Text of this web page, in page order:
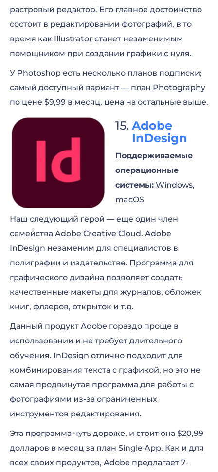
растровый редактор. Его главное достоинство
состоит в редактировании фотографий, в то
время как Illustrator станет незаменимым
помощником при создании графики с нуля.
У Photoshop есть несколько планов подписки;
самый доступный вариант — план Photography
по цене $9,99 в месяц, цена на остальные выше.
Adobe
InDesign
Поддерживаемые
операционные
системы: Windows,
macOS
Наш следующий герой — еще один член
семейства Adobe Creative Cloud. Adobe
InDesign незаменим для специалистов в
полиграфии и издательстве. Программа для
графического дизайна позволяет создать
качественные макеты для журналов, обложек
книг, флаеров, открыток и т.д.
Данный продукт Adobe гораздо проще в
использовании и не требует длительного
обучения. InDesign отлично подходит для
комбинирования текста с графикой, но это не
самая продвинутая программа для работы с
фотографиями из-за ограниченных
инструментов редактирования.
Эта программа чуть дороже, и стоит она $20,99
долларов в месяц за план Single App. Как и для
всех своих продуктов, Adobe предлагает 7-